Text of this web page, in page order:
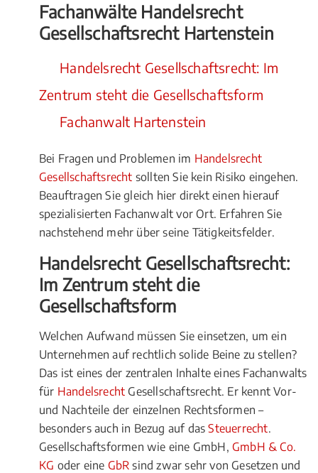
Fachanwälte Handelsrecht
Gesellschaftsrecht Hartenstein
Handelsrecht Gesellschaftsrecht: Im
Zentrum steht die Gesellschaftsform
Fachanwalt Hartenstein
Bei Fragen und Problemen im Handelsrecht
Gesellschaftsrecht sollten Sie kein Risiko eingehen.
Beauftragen Sie gleich hier direkt einen hierauf
spezialisierten Fachanwalt vor Ort. Erfahren Sie
nachstehend mehr über seine Tätigkeitsfelder.
Handelsrecht Gesellschaftsrecht:
Im Zentrum steht die
Gesellschaftsform
Welchen Aufwand müssen Sie einsetzen, um ein
Unternehmen auf rechtlich solide Beine zu stellen?
Das ist eines der zentralen Inhalte eines Fachanwalts
für Handelsrecht Gesellschaftsrecht. Er kennt Vor-
und Nachteile der einzelnen Rechtsformen –
besonders auch in Bezug auf dasSteuerrecht.
Gesellschaftsformen wie eine GmbH, GmbH & Co.
KG oder eine GbR sind zwar sehr von Gesetzen und